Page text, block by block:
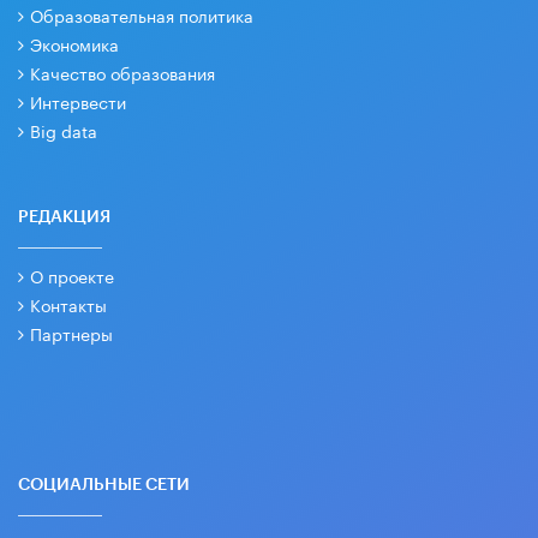
Образовательная политика
Экономика
Качество образования
Интервести
Big data
РЕДАКЦИЯ
О проекте
Контакты
Партнеры
СОЦИАЛЬНЫЕ СЕТИ